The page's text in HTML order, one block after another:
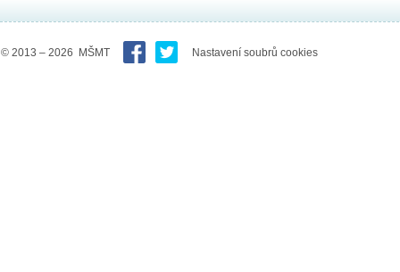
© 2013 – 2026 MŠMT Nastavení soubrů cookies